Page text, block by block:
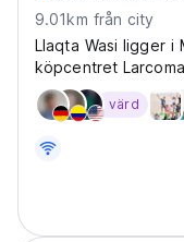
9.01km från city
Llaqta Wasi ligger i
köpcentret
restaurang.
meter bort.värd